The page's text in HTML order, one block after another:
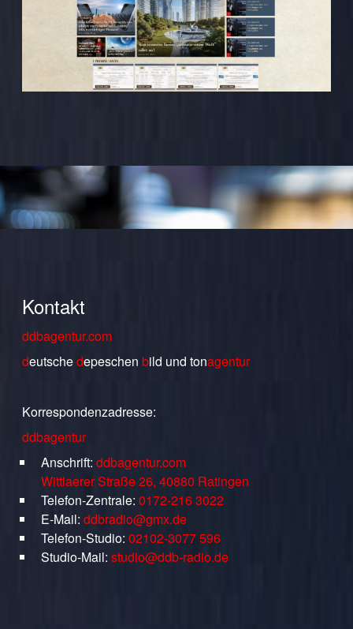
Kontakt
ddbagentur.com
deutschedepeschen bild undtonagentur
Korrespondenzadresse:
ddbagentur
Anschrift: ddbagentur.com
Wittlaerer Straße 26, 40880 Ratingen
Telefon-Zentrale: 0172-216 3022
E-Mail: ddbradio@gmx.de
Telefon-Studio: 02102-3077 596
Studio-Mail: studio@ddb-radio.de